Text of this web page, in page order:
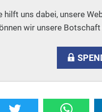
hilft uns dabei, unsere
wir unsere